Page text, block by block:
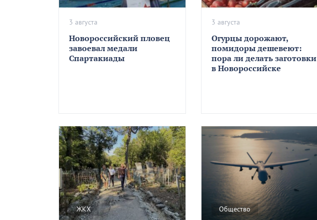
Новороссийский пловец
завоевал медали
Спартакиады
3 августа
Огурцы дорожают,
помидоры дешевеют:
пора ли делать заготовки
в Новороссийске
3 августа
ЖКХ Общество